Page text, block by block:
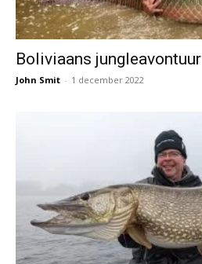
Boliviaans jungleavontuur
John Smit - 1 december 2022